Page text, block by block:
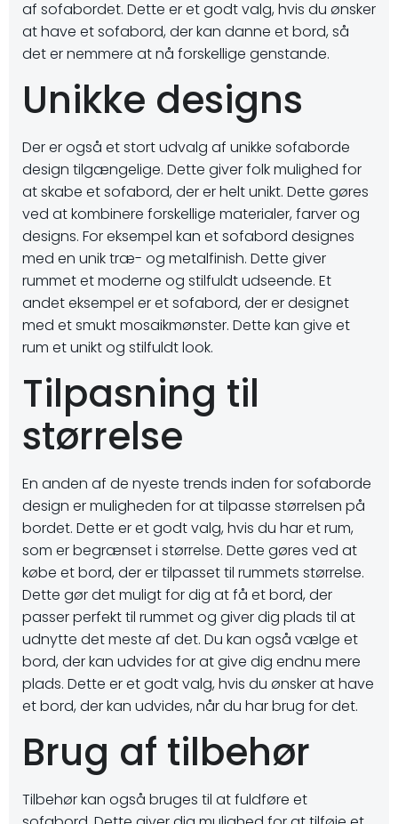
af ​​sofabordet. Dette er et godt valg, hvis du ønsker
at have et sofabord, der kan danne et bord, så
det er nemmere at nå forskellige genstande.
Unikke designs
Der er også et stort udvalg af unikke sofaborde
design tilgængelige. Dette giver folk mulighed for
at skabe et sofabord, der er helt unikt. Dette gøres
ved at kombinere forskellige materialer, farver og
designs. For eksempel kan et sofabord designes
med en unik træ- og metalfinish. Dette giver
rummet et moderne og stilfuldt udseende. Et
andet eksempel er et sofabord, der er designet
med et smukt mosaikmønster. Dette kan give et
rum et unikt og stilfuldt look.
Tilpasning til
størrelse
En anden af de nyeste trends inden for sofaborde
design er muligheden for at tilpasse størrelsen på
bordet. Dette er et godt valg, hvis du har et rum,
som er begrænset i størrelse. Dette gøres ved at
købe et bord, der er tilpasset til rummets størrelse.
Dette gør det muligt for dig at få et bord, der
passer perfekt til rummet og giver dig plads til at
udnytte det meste af det. Du kan også vælge et
bord, der kan udvides for at give dig endnu mere
plads. Dette er et godt valg, hvis du ønsker at have
et bord, der kan udvides, når du har brug for det.
Brug af tilbehør
Tilbehør kan også bruges til at fuldføre et